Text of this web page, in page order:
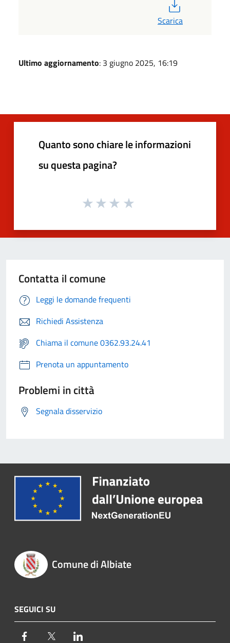
Scarica
Ultimo aggiornamento: 3 giugno 2025, 16:19
Quanto sono chiare le informazioni
su questa pagina?
Contatta il comune
Leggi le domande frequenti
Richiedi Assistenza
Chiama il comune 0362.93.24.41
Prenota un appuntamento
Problemi in città
Segnala disservizio
Comune di Albiate
SEGUICI SU
Facebook Twitter